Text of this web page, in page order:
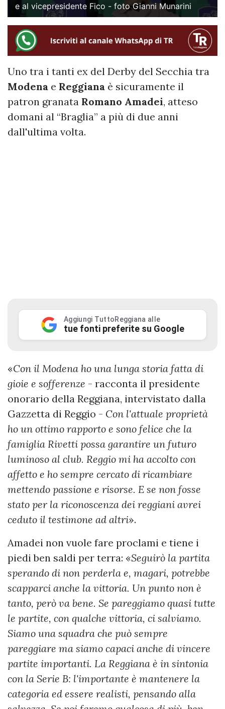
e al vicepresidente Fico - foto Gianni Munarini
Uno tra i tanti ex del Derby del Secchia tra
Modena e Reggiana è sicuramente il
patron granata Romano Amadei, atteso
domani al “Braglia” a più di due anni
dall'ultima volta.
Aggiungi TuttoReggiana alle
tue fonti preferite su Google
«Con il Modena ho una lunga storia fatta di
gioie e sofferenze - racconta il presidente
onorario della Reggiana, intervistato dalla
Gazzetta di Reggio - Con l'attuale proprietà
ho un ottimo rapporto e sono felice che la
famiglia Rivetti possa garantire un futuro
luminoso al club. Reggio mi ha accolto con
affetto e ho sempre cercato di ricambiare
mettendo passione e risorse. E se non fosse
stato per la riconoscenza dei reggiani avrei
ceduto il testimone ad altri».
Amadei non vuole fare proclami e tiene i
piedi ben saldi per terra: «Seguirò la partita
sperando di non perderla e, magari, potrebbe
scapparci anche la vittoria. Un punto non è
tanto, però va bene. Se pareggiamo quasi tutte
le partite, con qualche vittoria, ci salviamo.
Siamo una squadra che può sempre
pareggiare ma siamo capaci anche di vincere
partite importanti. La Reggiana è in sintonia
con la Serie B: l'importante è mantenere la
categoria ed essere realisti, pensando alla